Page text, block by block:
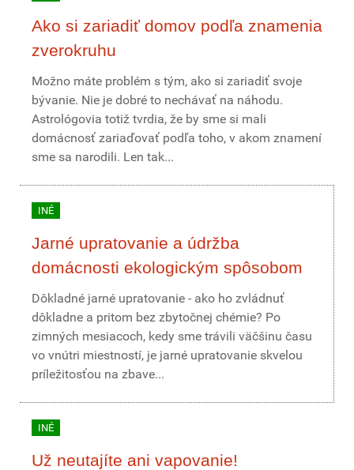
Ako si zariadiť domov podľa znamenia
zverokruhu
Možno máte problém s tým, ako si zariadiť svoje
bývanie. Nie je dobré to nechávať na náhodu.
Astrológovia totiž tvrdia, že by sme si mali
domácnosť zariaďovať podľa toho, v akom znamení
sme sa narodili. Len tak...
INÉ
Jarné upratovanie a údržba
domácnosti ekologickým spôsobom
Dôkladné jarné upratovanie - ako ho zvládnuť
dôkladne a pritom bez zbytočnej chémie? Po
zimných mesiacoch, kedy sme trávili väčšinu času
vo vnútri miestností, je jarné upratovanie skvelou
príležitosťou na zbave...
INÉ
Už neutajíte ani vapovanie!